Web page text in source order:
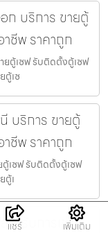
ก บริการ ขายตู้
ชีพ ราคาถูก
ยตู้เซฟ รับติดตั้งตู้เซฟ
ตู้เซ
บริการ ขายตู้
ชีพ ราคาถูก
ตู้เซฟ รับติดตั้งตู้เซฟ
ตู้เ
หรับการเช่าตู้
แชร์ เพิ่มเติม